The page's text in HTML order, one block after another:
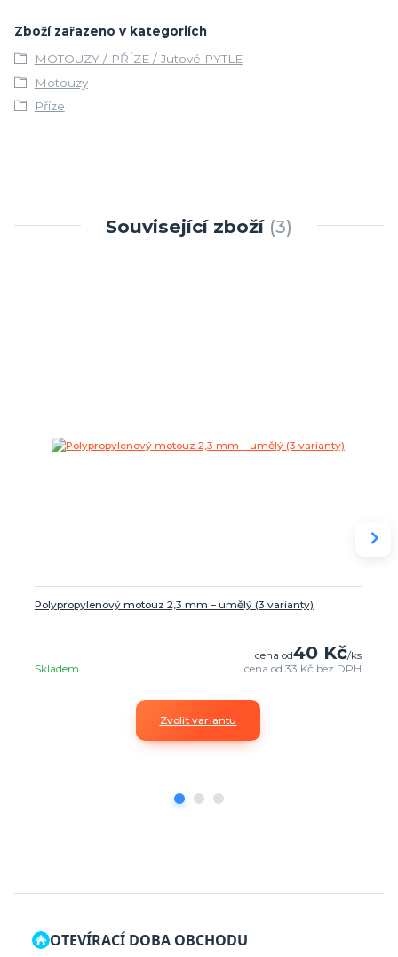
Zboží zařazeno v kategoriích
MOTOUZY / PŘÍZE / Jutové PYTLE
Motouzy
Příze
Související zboží 3
Polypropylenový motouz 2,3 mm – umělý (3 varianty)
cena od40 Kč/ks
cena od33 Kč bez DPH
Skladem
Zvolit variantu
OTEVÍRACÍ DOBA OBCHODU